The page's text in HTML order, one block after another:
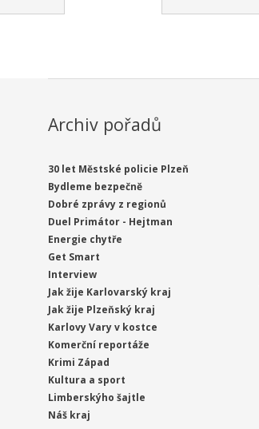
Archiv pořadů
30 let Městské policie Plzeň
Bydleme bezpečně
Dobré zprávy z regionů
Duel Primátor - Hejtman
Energie chytře
Get Smart
Interview
Jak žije Karlovarský kraj
Jak žije Plzeňský kraj
Karlovy Vary v kostce
Komerční reportáže
Krimi Západ
Kultura a sport
Limberskýho šajtle
Náš kraj